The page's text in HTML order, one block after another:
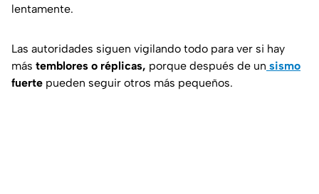
lentamente.
Las autoridades siguen vigilando todo para ver si hay
más temblores o réplicas, porque después de un sismo
fuerte pueden seguir otros más pequeños.